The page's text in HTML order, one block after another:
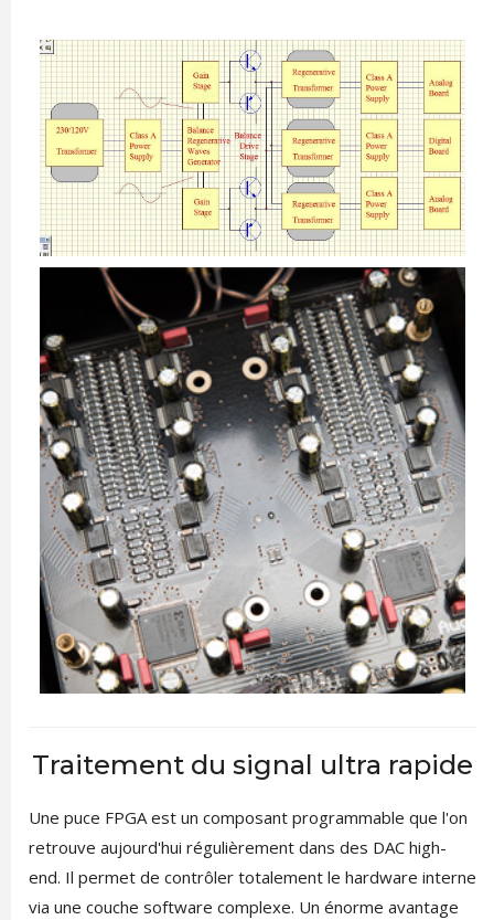
Traitement du signal ultra rapide
Une puce FPGA est un composant programmable que l'on
retrouve aujourd'hui régulièrement dans des DAC high-
end. Il permet de contrôler totalement le hardware interne
via une couche software complexe. Un énorme avantage